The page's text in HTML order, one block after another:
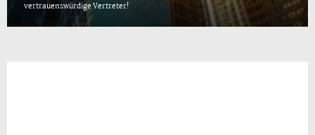
vertrauenswürdige Vertreter!